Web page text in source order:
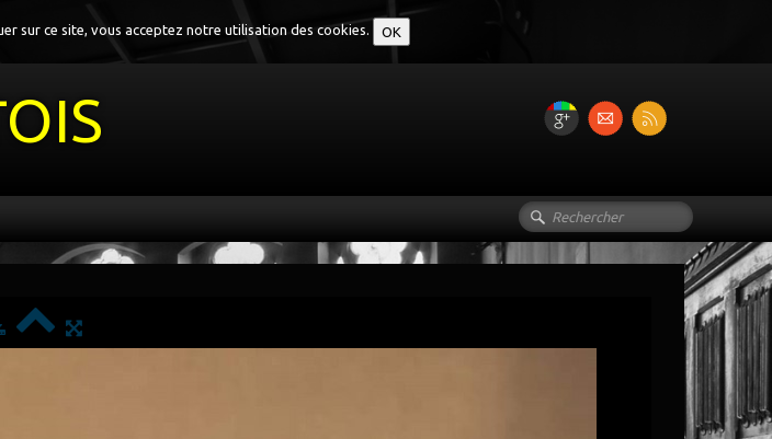
sur ce site, vous acceptez notre utilisation des cookies. OK